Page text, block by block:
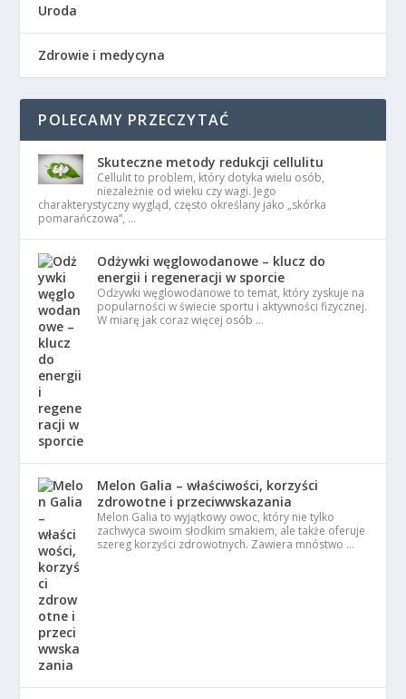
Uroda
Zdrowie i medycyna
POLECAMY PRZECZYTAĆ
Skuteczne metody redukcji cellulitu
Cellulit to problem, który dotyka wielu osób,
niezależnie od wieku czy wagi. Jego
charakterystyczny wygląd, często określany jako „skórka
pomarańczowa”, …
Odżywki węglowodanowe – klucz do
energii i regeneracji w sporcie
Odżywki węglowodanowe to temat, który zyskuje na
popularności w świecie sportu i aktywności fizycznej.
W miarę jak coraz więcej osób …
Melon Galia – właściwości, korzyści
zdrowotne i przeciwwskazania
Melon Galia to wyjątkowy owoc, który nie tylko
zachwyca swoim słodkim smakiem, ale także oferuje
szereg korzyści zdrowotnych. Zawiera mnóstwo …